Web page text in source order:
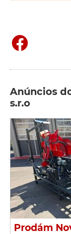
Anúncios
s.r.o
Prodám